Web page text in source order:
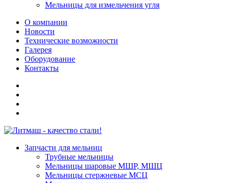
Мельницы для измельчения угля
О компании
Новости
Технические возможности
Галерея
Оборудование
Контакты
Запчасти для мельниц
Трубные мельницы
Мельницы шаровые МШР, МШЦ
Мельницы стержневые МСЦ